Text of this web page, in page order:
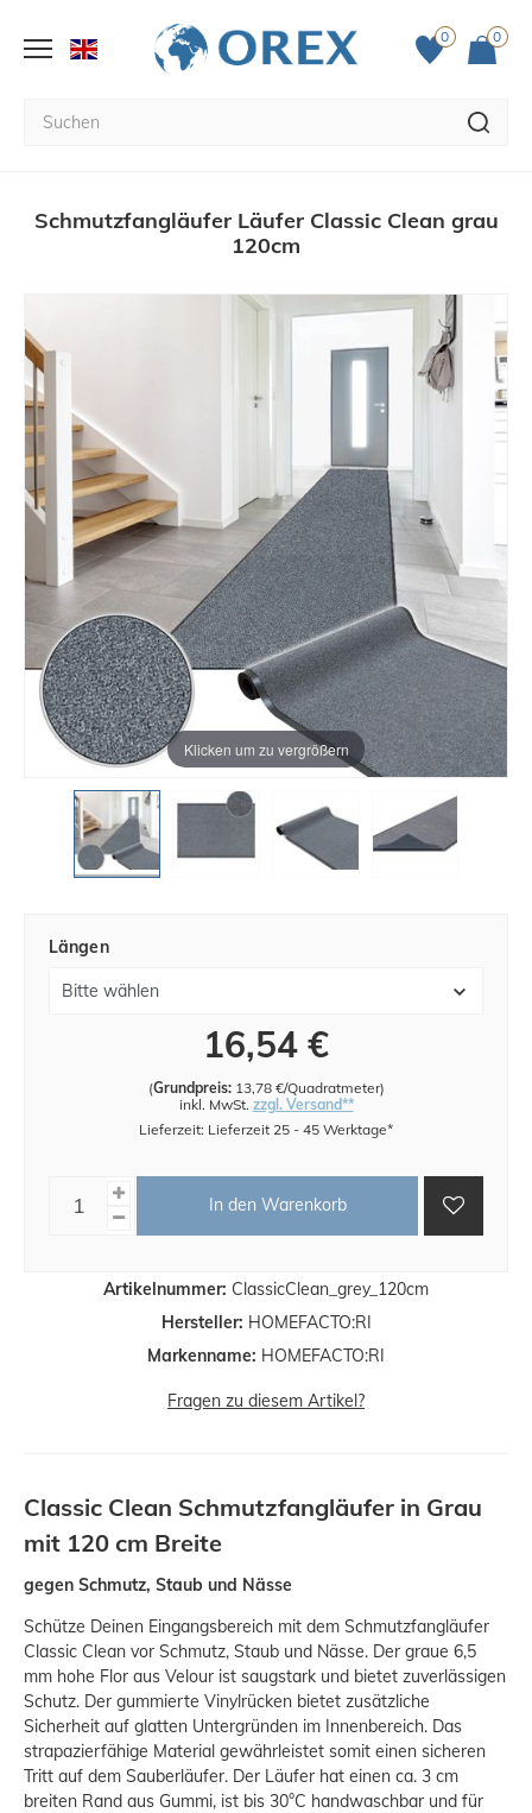
0 0
Schmutzfangläufer Läufer Classic Clean grau
120cm
Klicken um zu vergrößern
Artikelnummer: ClassicClean_grey_120cm
Hersteller: HOMEFACTO:RI
Markenname: HOMEFACTO:RI
Längen
16,54 €
(Grundpreis: 13,78 €/Quadratmeter)
inkl. MwSt. zzgl. Versand**
Lieferzeit: Lieferzeit 25 - 45 Werktage*
In den Warenkorb
Fragen zu diesem Artikel?
Classic Clean Schmutzfangläufer in Grau
mit 120 cm Breite
gegen Schmutz, Staub und Nässe
Schütze Deinen Eingangsbereich mit dem Schmutzfangläufer
Classic Clean vor Schmutz, Staub und Nässe. Der graue 6,5
mm hohe Flor aus Velour ist saugstark und bietet zuverlässigen
Schutz. Der gummierte Vinylrücken bietet zusätzliche
Sicherheit auf glatten Untergründen im Innenbereich. Das
strapazierfähige Material gewährleistet somit einen sicheren
Tritt auf dem Sauberläufer. Der Läufer hat einen ca. 3 cm
breiten Rand aus Gummi, ist bis 30°C handwaschbar und für